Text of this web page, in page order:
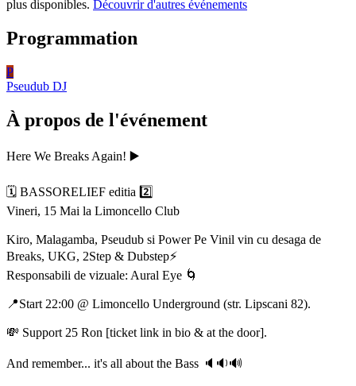
plus disponibles. Découvrir d'autres événements
Programmation
P
Pseudub DJ
À propos de l'événement
Here We Breaks Again! ▶️
🗓 BASSORELIEF editia 2️⃣
Vineri, 15 Mai la Limoncello Club
Kiro, Malagamba, Pseudub si Power Pe Vinil vin cu desaga de
Breaks, UKG, 2Step & Dubstep⚡️
Responsabili de vizuale: Aural Eye 🌀
📍Start 22:00 @ Limoncello Underground (str. Lipscani 82).
💸 Support 25 Ron [ticket link in bio & at the door].
And remember... it's all about the Bass 🔈🔉🔊